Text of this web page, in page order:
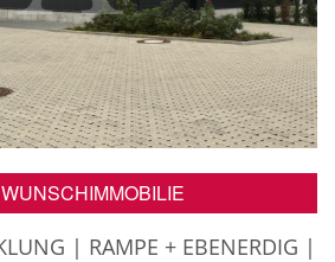
| RAMPE + EBENERDIG |